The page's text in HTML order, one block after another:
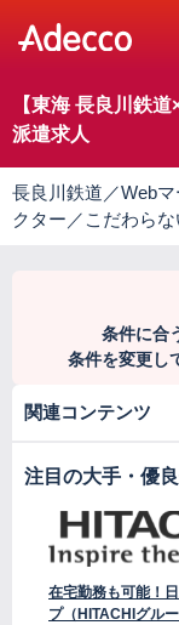
【東海 長良川鉄
派遣求人
長良川鉄道／Web
クター／こだわらな
条件に合
条件を変更し
関連コンテンツ
注目の大手・優
在宅勤務も可能！
プ（HITACHIグル